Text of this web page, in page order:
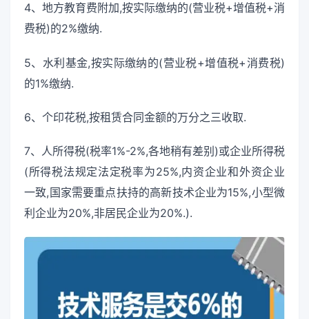
4、地方教育费附加,按实际缴纳的(营业税+增值税+消
费税)的2%缴纳.
5、水利基金,按实际缴纳的(营业税+增值税+消费税)
的1%缴纳.
6、个印花税,按租赁合同金额的万分之三收取.
7、人所得税(税率1%-2%,各地稍有差别)或企业所得税
(所得税法规定法定税率为25%,内资企业和外资企业
一致,国家需要重点扶持的高新技术企业为15%,小型微
利企业为20%,非居民企业为20%.).